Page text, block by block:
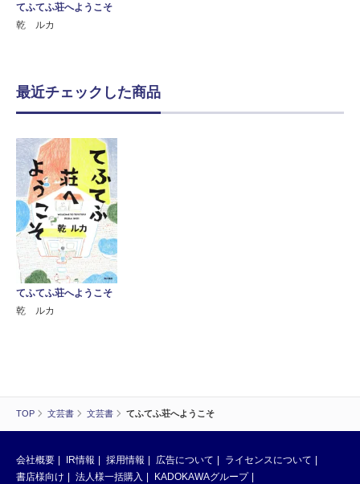
TOP 文芸書 文芸書 てふてふ荘へようこそ
てふてふ荘へようこそ
乾 ルカ
最近チェックした商品
てふてふ荘へようこそ
乾 ルカ
会社概要 IR情報 採用情報 広告について
ライセンスについて
書店様向け
法人様一括購入 KADOKAWAグループ